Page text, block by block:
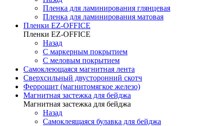
Пленка для ламинирования глянцевая
Пленка для ламинирования матовая
Пленки EZ-OFFICE
Пленки EZ-OFFICE
Назад
С маркерным покрытием
С меловым покрытием
Самоклеющаяся магнитная лента
Сверхсильный двусторонний скотч
Феррошит (магнитомягкое железо)
Магнитная застежка для бейджа
Магнитная застежка для бейджа
Назад
Самоклеящаяся булавка для бейджа